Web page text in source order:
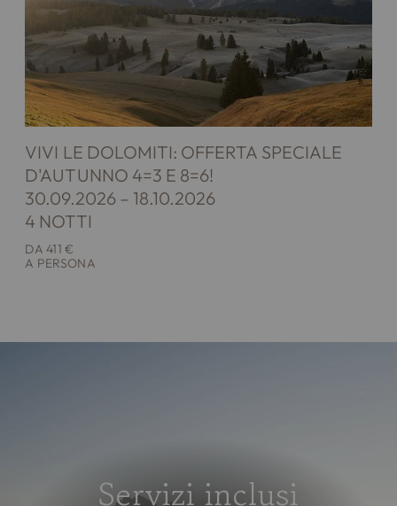
VIVI LE DOLOMITI: OFFERTA SPECIALE
D'AUTUNNO 4=3 E 8=6!
30.09.2026 – 18.10.2026
4 NOTTI
DA 411 €
A PERSONA
Servizi inclusi